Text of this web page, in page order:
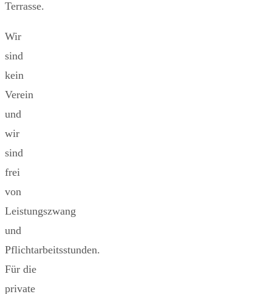
Terrasse.
Wir
sind
kein
Verein
und
wir
sind
frei
von
Leistungszwang
und
Pflichtarbeitsstunden.
Für die
private